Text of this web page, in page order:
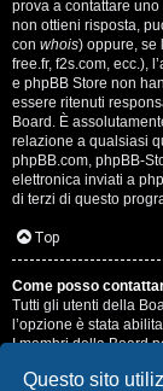
Questo sito
prova a contattare
non ottieni risposta,
con whois) oppure, se
free.fr, f2s.com, ecc.),
e phpBB Store non
essere ritenuti
Board. È
relazione a qualsiasi
phpBB.com, phpBB-
elettronica inviati a
di terzi di questo
Top
Come posso
Tutti gli utenti della
l’opzione è stata
I membri della Board
Top